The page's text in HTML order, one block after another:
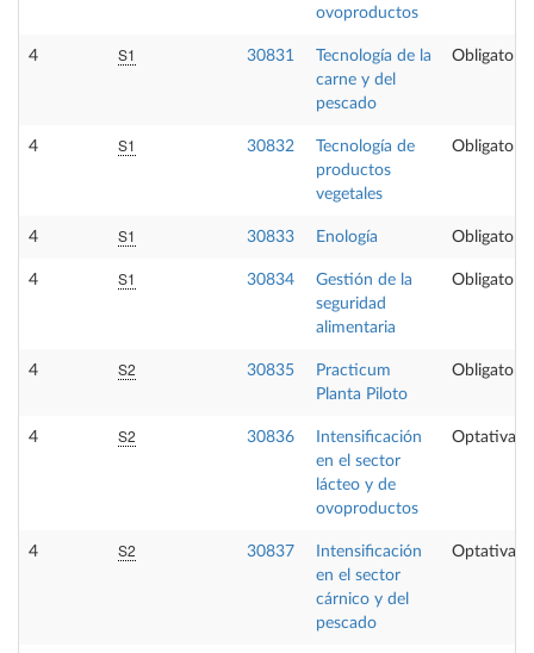
ovoproductos
4 S1 30831
Tecnología de la
carne y del
pescado
Obligatoria
4 S1 30832
Tecnología de
productos
vegetales
Obligatoria
4 S1 30833 Enología Obligatoria
4 S1 30834
Gestión de la
seguridad
alimentaria
Obligatoria
4 S2 30835
Practicum
Planta Piloto
Obligatoria
4 S2 30836
Intensificación
en el sector
lácteo y de
ovoproductos
Optativa
4 S2 30837
Intensificación
en el sector
cárnico y del
pescado
Optativa